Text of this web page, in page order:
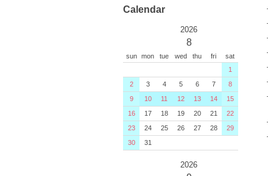
Calendar
2026
8
sun mon tue wed thu fri
sat
1
2
3 4 5 6 7
8
9
10 11 12 13 14
15
16
17 18 19 20 21
22
23
24 25 26 27 28
29
30
31
2026